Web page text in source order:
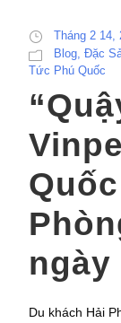
Tháng 2 14,
Blog, Đặc
Tức Phú Quốc
ngày
Du khách Hải